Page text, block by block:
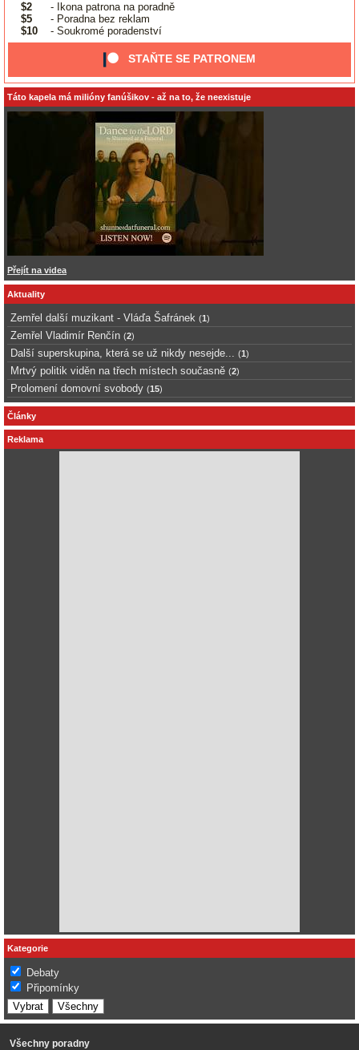
$2
- Ikona patrona na poradně
$5
- Poradna bez reklam
$10
- Soukromé poradenství
STAŇTE SE PATRONEM
Táto kapela má milióny fanúšikov - až na to, že neexistuje
Přejít na videa
Aktuality
Zemřel další muzikant - Vláďa Šafránek (1)
Zemřel Vladimír Renčín (2)
Další superskupina, která se už nikdy nesejde... (1)
Mrtvý politik viděn na třech místech současně (2)
Prolomení domovní svobody (15)
Články
Reklama
Kategorie
Debaty
Připomínky
Všechny poradny